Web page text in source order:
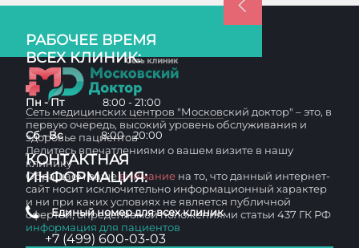
РАБОЧЕЕ ВРЕМЯ
ВСЕХ КЛИНИК:
Пн - Пт 8:00 - 21:00
Сб - Вс 8:00 - 20:00
КОНТАКТНАЯ
ИНФОРМАЦИЯ:
Единый номер для всех клиник
+7 (499) 600-03-03
Сеть медицинских центров "Московский доктор" – это, в
первую очередь, высокий уровень обслуживания и
здоровье пациентов
Делитесь впечатлениями о вашем визите в нашу
клинику
Обращаем вашевнимание на то, что данный интернет-
сайт носит исключительно информационный характер
и ни при каких условиях не является публичной
офертой, определяемой положениями статьи 437 ГК РФ
информация для пациентов